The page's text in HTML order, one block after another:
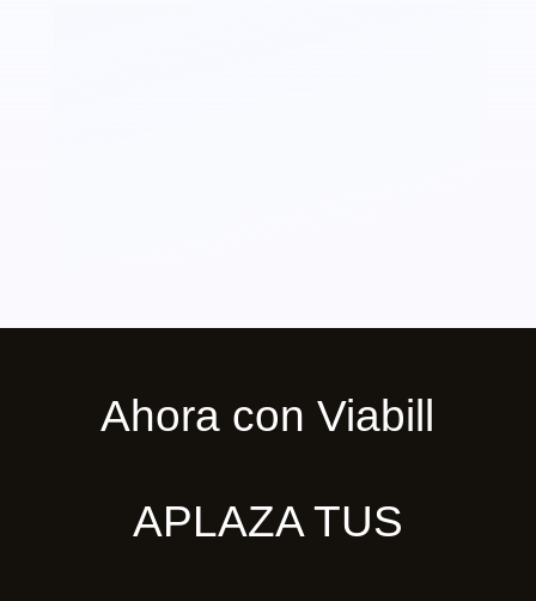
Ahora con Viabill
APLAZA TUS